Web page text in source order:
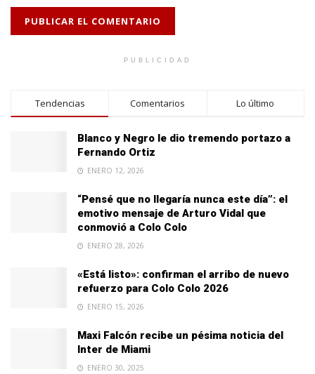
PUBLICIDAD
Tendencias Comentarios Lo último
Blanco y Negro le dio tremendo portazo a
Fernando Ortiz
ENERO 12, 2026
“Pensé que no llegaría nunca este día”: el
emotivo mensaje de Arturo Vidal que
conmovió a Colo Colo
ENERO 28, 2026
«Está listo»: confirman el arribo de nuevo
refuerzo para Colo Colo 2026
ENERO 15, 2026
Maxi Falcón recibe un pésima noticia del
Inter de Miami
ENERO 30, 2025